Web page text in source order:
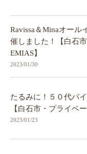
Ravissa＆Minaオール
催しました！【白石
EMIAS】
2023/01/30
たるみに！５０代パ
【白石市・プライベ
2023/01/23